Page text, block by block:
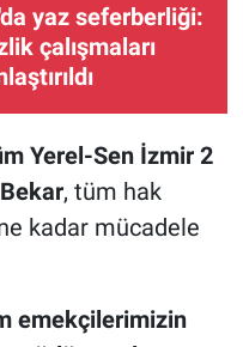
yaz seferberliği:
çalışmaları
Yerel-Sen İzmir 2
, tüm hak
kadar mücadele
emekçilerimizin